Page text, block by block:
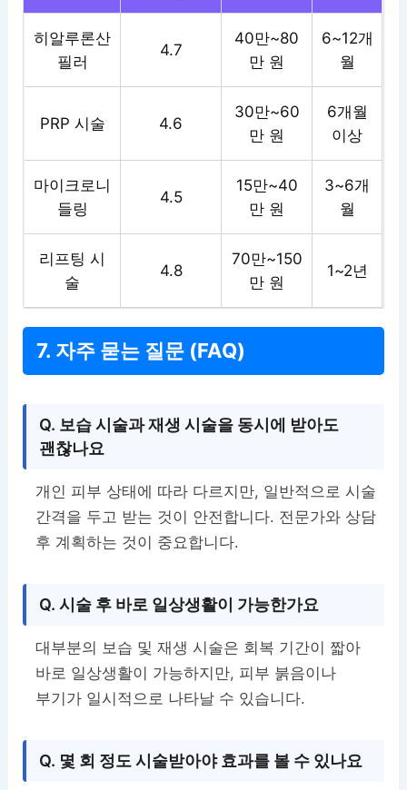
히알루론산
필러
4.7
40만~80
만 원
6~12개
월
PRP 시술 4.6
30만~60
만 원
6개월
이상
마이크로니
들링
4.5
15만~40
만 원
3~6개
월
리프팅 시
술
4.8
70만~150
만 원
1~2년
7. 자주 묻는 질문 (FAQ)
Q. 보습 시술과 재생 시술을 동시에 받아도
괜찮나요
개인 피부 상태에 따라 다르지만, 일반적으로 시술
간격을 두고 받는 것이 안전합니다. 전문가와 상담
후 계획하는 것이 중요합니다.
Q. 시술 후 바로 일상생활이 가능한가요
대부분의 보습 및 재생 시술은 회복 기간이 짧아
바로 일상생활이 가능하지만, 피부 붉음이나
부기가 일시적으로 나타날 수 있습니다.
Q. 몇 회 정도 시술받아야 효과를 볼 수 있나요